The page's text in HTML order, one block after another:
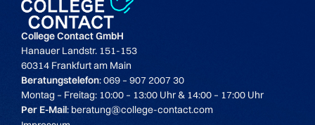
College Contact GmbH
Hanauer Landstr. 151-153
60314 Frankfurt am Main
Beratungstelefon: 069 – 907 2007 30
Montag – Freitag: 10:00 – 13:00 Uhr & 14:00 – 17:00 Uhr
Per E-Mail: beratung@college-contact.com